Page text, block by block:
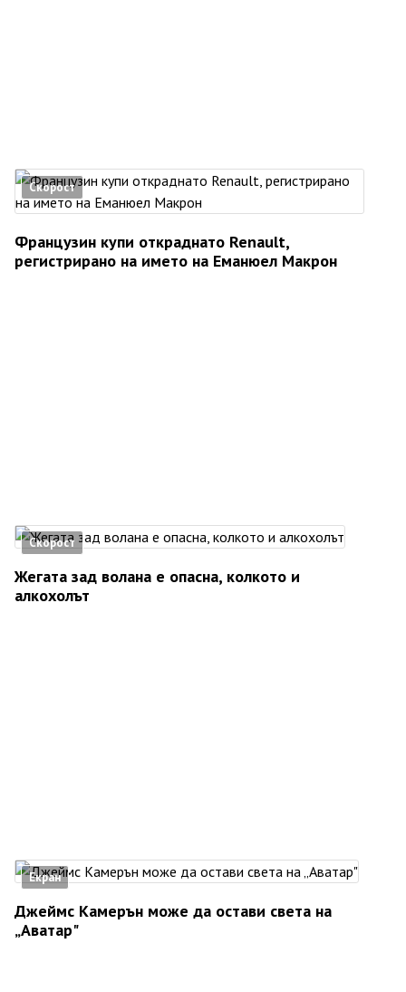
Скорост
Французин купи откраднато Renault,
регистрирано на името на Еманюел Макрон
Скорост
Жегата зад волана е опасна, колкото и
алкохолът
Екран
Джеймс Камерън може да остави света на
„Аватар"